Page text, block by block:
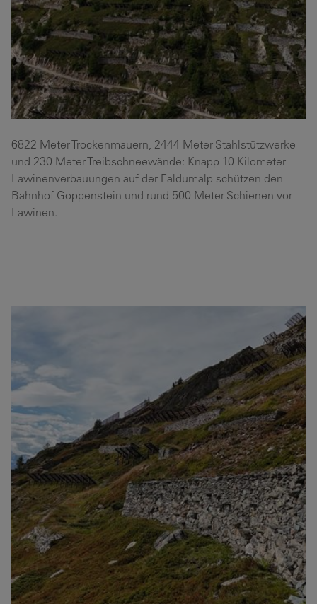
6822 Meter Trockenmauern, 2444 Meter Stahlstützwerke
und 230 Meter Treibschneewände: Knapp 10 Kilometer
Lawinenverbauungen auf der Faldumalp schützen den
Bahnhof Goppenstein und rund 500 Meter Schienen vor
Lawinen.